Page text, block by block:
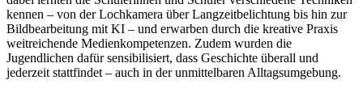
kennen – von der Lochkamera über Langzeitbelichtung bis hin zur
Bildbearbeitung mit KI – und erwarben durch die kreative Praxis
weitreichende Medienkompetenzen. Zudem wurden die
Jugendlichen dafür sensibilisiert, dass Geschichte überall und
jederzeit stattfindet – auch in der unmittelbaren Alltagsumgebung.